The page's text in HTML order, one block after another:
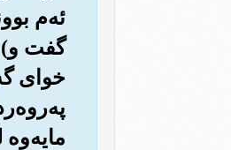
ئه‌م
گفت و)
خوای